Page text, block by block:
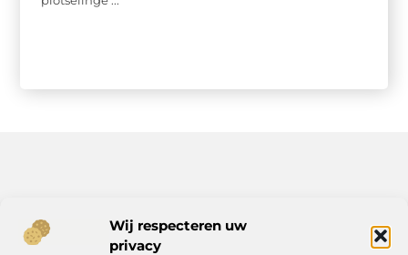
Wij respecteren uw
privacy